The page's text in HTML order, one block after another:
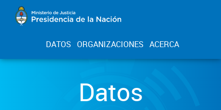
DATOS ORGANIZACIONES ACERCA
Datos